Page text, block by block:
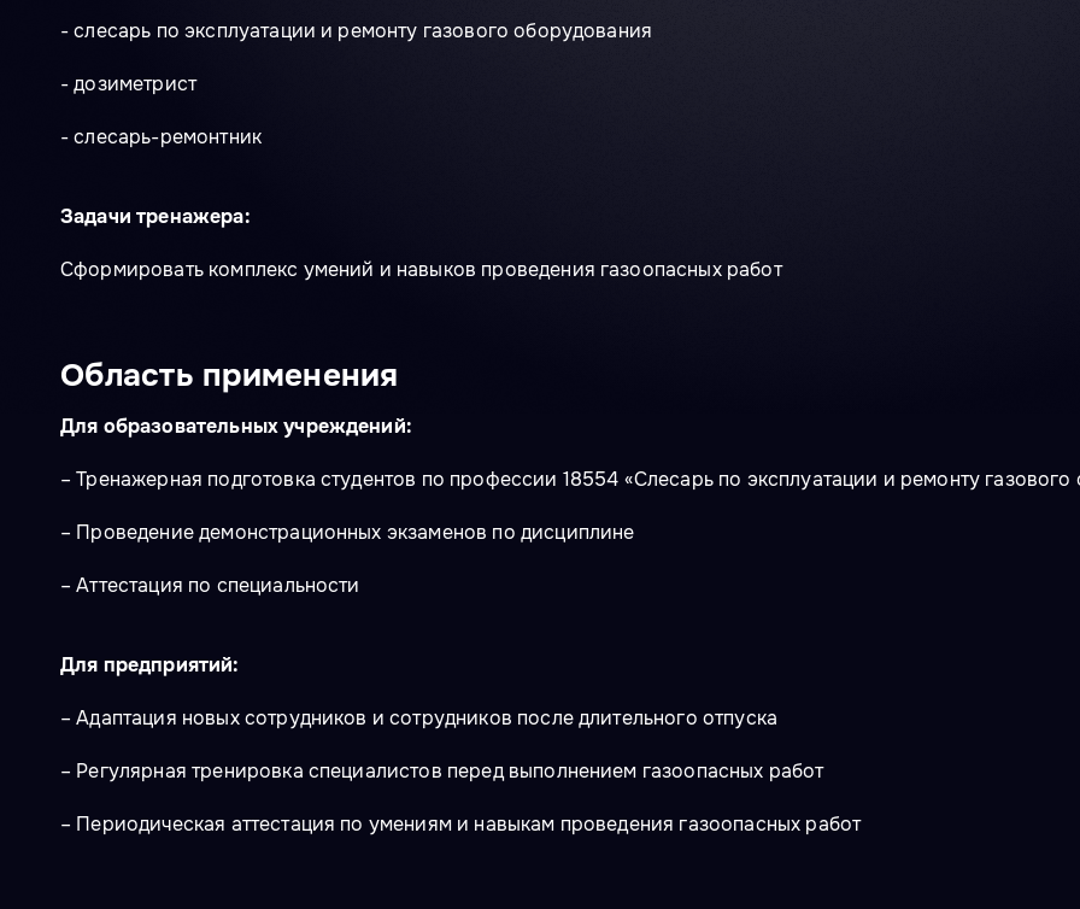
- слесарь по эксплуатации и ремонту газового оборудования
- дозиметрист
- слесарь-ремонтник
Задачи тренажера:
Сформировать комплекс умений и навыков проведения газоопасных работ
Область применения
Для образовательных учреждений:
– Тренажерная подготовка студентов по профессии 18554 «Слесарь по эксплуатации и ремонту
– Проведение демонстрационных экзаменов по дисциплине
– Аттестация по специальности
Для предприятий:
– Адаптация новых сотрудников и сотрудников после длительного отпуска
– Регулярная тренировка специалистов перед выполнением газоопасных работ
– Периодическая аттестация по умениям и навыкам проведения газоопасных работ